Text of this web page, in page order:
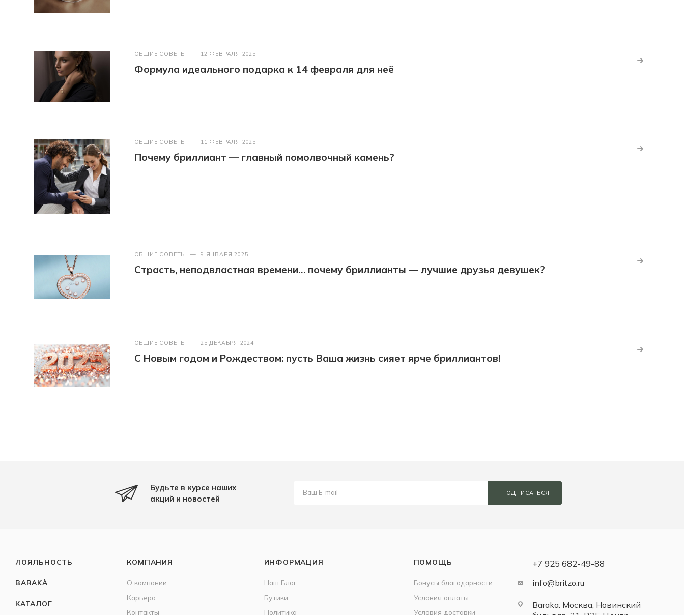
ОБЩИЕ СОВЕТЫ — 12 ФЕВРАЛЯ 2025
Формула идеального подарка к 14 февраля для неё
ОБЩИЕ СОВЕТЫ — 11 ФЕВРАЛЯ 2025
Почему бриллиант — главный помолвочный камень?
ОБЩИЕ СОВЕТЫ — 9 ЯНВАРЯ 2025
Страсть, неподвластная времени… почему бриллианты — лучшие друзья девушек?
ОБЩИЕ СОВЕТЫ — 25 ДЕКАБРЯ 2024
С Новым годом и Рождеством: пусть Ваша жизнь сияет ярче бриллиантов!
Будьте в курсе наших
акций и новостей
ПОДПИСАТЬСЯ
ЛОЯЛЬНОСТЬ
BARAKÀ
КАТАЛОГ
КОМПАНИЯ
О компании
Карьера
Контакты
ИНФОРМАЦИЯ
Наш Блог
Бутики
Политика
ПОМОЩЬ
Бонусы благодарности
Условия оплаты
Условия доставки
+7 925 682-49-88
info@britzo.ru
Baraka: Москва, Новинский